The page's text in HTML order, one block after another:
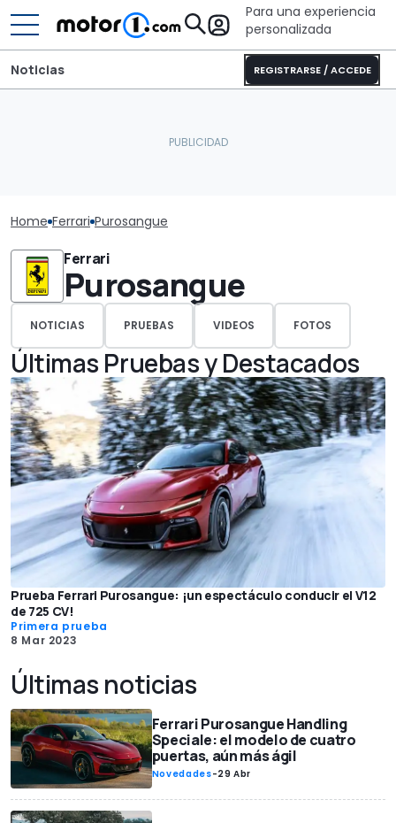
Para una experiencia
personalizada
REGISTRARSE / ACCEDE
Noticias
Home Ferrari Purosangue
Ferrari
Purosangue
NOTICIAS PRUEBAS VIDEOS FOTOS
Últimas Pruebas y Destacados
Prueba Ferrari Purosangue: ¡un espectáculo conducir el V12
de 725 CV!
Primera prueba
8 Mar 2023
Últimas noticias
Ferrari Purosangue Handling
Speciale: el modelo de cuatro
puertas, aún más ágil
Novedades-29 Abr